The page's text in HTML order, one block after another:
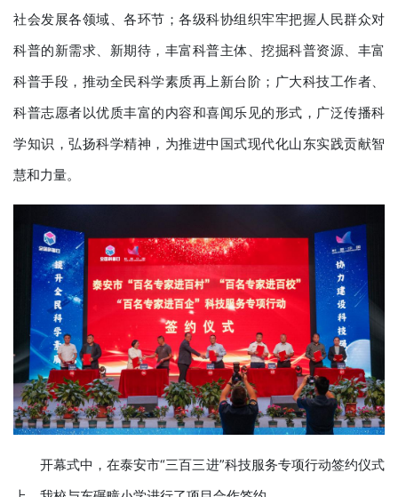
社会发展各领域、各环节；各级科协组织牢牢把握人民群众对
科普的新需求、新期待，丰富科普主体、挖掘科普资源、丰富
科普手段，推动全民科学素质再上新台阶；广大科技工作者、
科普志愿者以优质丰富的内容和喜闻乐见的形式，广泛传播科
学知识，弘扬科学精神，为推进中国式现代化山东实践贡献智
慧和力量。
开幕式中，在泰安市“三百三进”科技服务专项行动签约仪式